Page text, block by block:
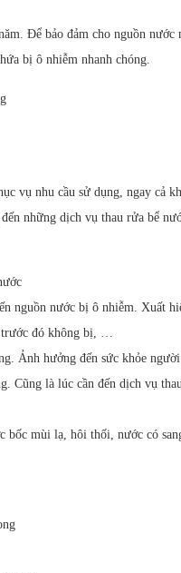
Để bảo đảm cho nguồn nước
bị ô nhiễm nhanh chóng.
vụ nhu cầu sử dụng, ngay cả
những dịch vụ thau rửa bể
nguồn nước bị ô nhiễm. Xuất
trước đó không bị, …
Ảnh hưởng đến sức khỏe
Cũng là lúc cần đến dịch vụ
bốc mùi lạ, hôi thối, nước có